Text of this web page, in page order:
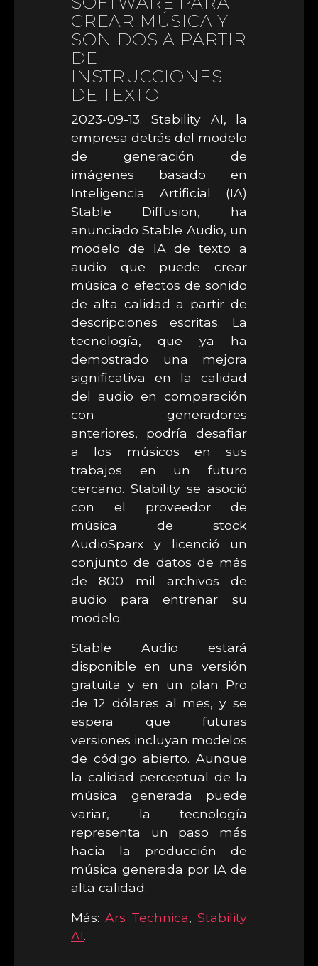
CREAR MÚSICA Y
SONIDOS A PARTIR
DE
INSTRUCCIONES
DE TEXTO
2023-09-13. Stability AI, la
empresa detrás del modelo
de generación de
imágenes basado en
Inteligencia Artificial (IA)
Stable Diffusion, ha
anunciado Stable Audio, un
modelo de IA de texto a
audio que puede crear
música o efectos de sonido
de alta calidad a partir de
descripciones escritas. La
tecnología, que ya ha
demostrado una mejora
significativa en la calidad
del audio en comparación
con generadores
anteriores, podría desafiar
a los músicos en sus
trabajos en un futuro
cercano. Stability se asoció
con el proveedor de
música de stock
AudioSparx y licenció un
conjunto de datos de más
de 800 mil archivos de
audio para entrenar su
modelo.
Stable Audio estará
disponible en una versión
gratuita y en un plan Pro
de 12 dólares al mes, y se
espera que futuras
versiones incluyan modelos
de código abierto. Aunque
la calidad perceptual de la
música generada puede
variar, la tecnología
representa un paso más
hacia la producción de
música generada por IA de
alta calidad.
Más: Ars Technica, Stability
AI.